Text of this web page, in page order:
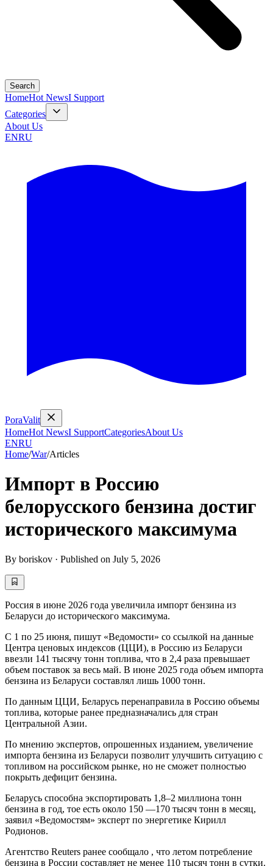
Search
HomeHot NewsI Support
Categories
About Us
ENRU
PoraValit
HomeHot NewsI SupportCategoriesAbout Us
ENRU
Home/War/Articles
Импорт в Россию
белорусского бензина достиг
исторического максимума
By boriskov · Published on July 5, 2026
Россия в июне 2026 года увеличила импорт бензина из
Беларуси до исторического максимума.
С 1 по 25 июня, пишут «Ведомости» со ссылкой на данные
Центра ценовых индексов (ЦЦИ), в Россию из Беларуси
ввезли 141 тысячу тонн топлива, что в 2,4 раза превышает
объем поставок за весь май. В июне 2025 года объем импорта
бензина из Беларуси составлял лишь 1000 тонн.
По данным ЦЦИ, Беларусь перенаправила в Россию объемы
топлива, которые ранее предназначались для стран
Центральной Азии.
По мнению экспертов, опрошенных изданием, увеличение
импорта бензина из Беларуси позволит улучшить ситуацию с
топливом на российском рынке, но не сможет полностью
покрыть дефицит бензина.
Беларусь способна экспортировать 1,8–2 миллиона тонн
бензина в год, тое есть около 150 —170 тысяч тонн в месяц,
заявил «Ведомостям» эксперт по энергетике Кирилл
Родионов.
Агентство Reuters ранее сообщало , что летом потребление
бензина в России составляет не менее 110 тысяч тонн в сутки.